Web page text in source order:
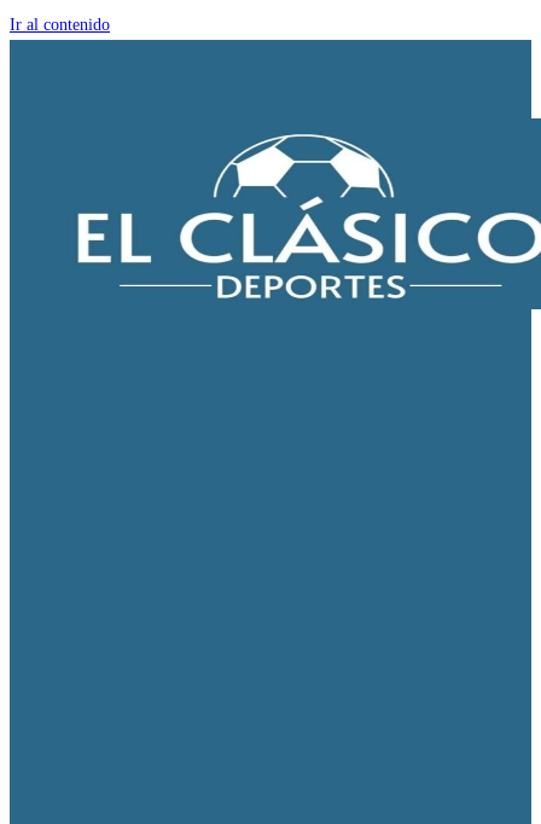
Ir al contenido